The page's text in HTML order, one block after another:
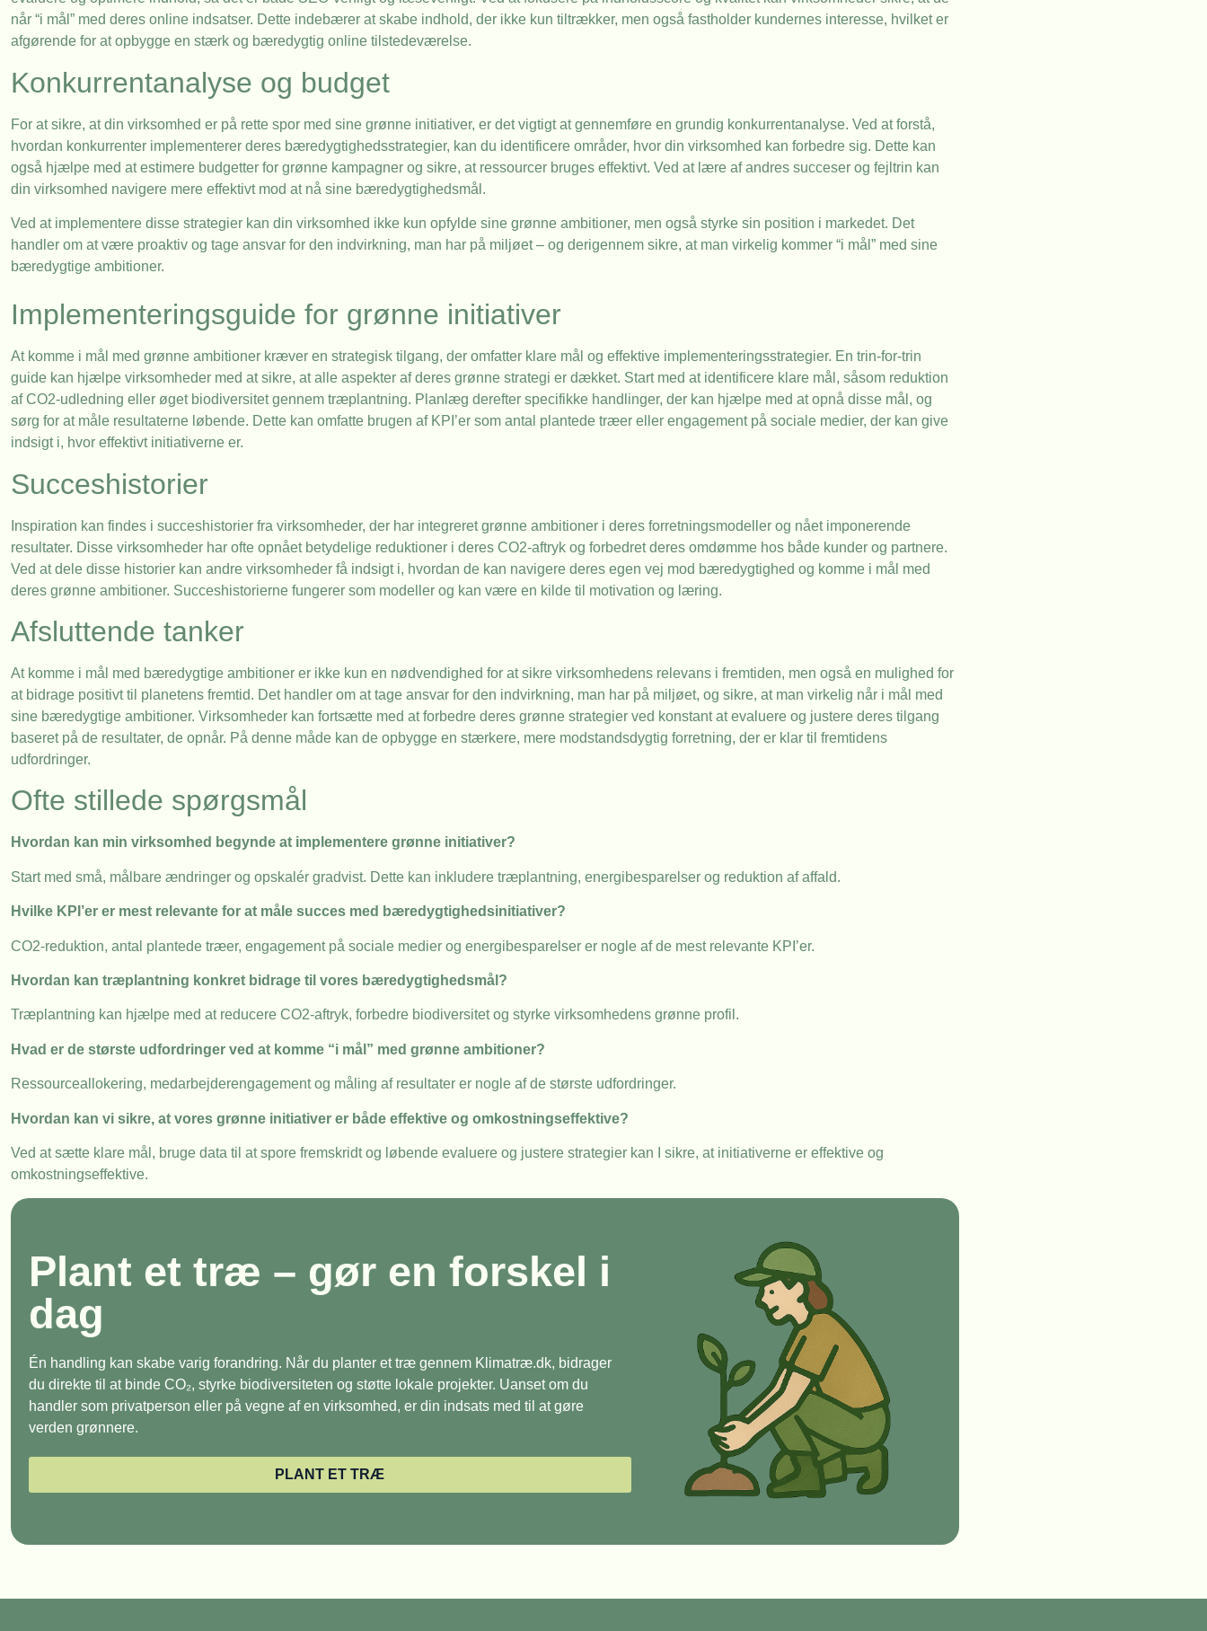
når “i mål” med deres online indsatser. Dette indebærer at skabe indhold, der ikke kun tiltrækker, men også fastholder kundernes interesse, hvilket er
afgørende for at opbygge en stærk og bæredygtig online tilstedeværelse.
Konkurrentanalyse og budget
For at sikre, at din virksomhed er på rette spor med sine grønne initiativer, er det vigtigt at gennemføre en grundig konkurrentanalyse. Ved at forstå,
hvordan konkurrenter implementerer deres bæredygtighedsstrategier, kan du identificere områder, hvor din virksomhed kan forbedre sig. Dette kan
også hjælpe med at estimere budgetter for grønne kampagner og sikre, at ressourcer bruges effektivt. Ved at lære af andres succeser og fejltrin kan
din virksomhed navigere mere effektivt mod at nå sine bæredygtighedsmål.
Ved at implementere disse strategier kan din virksomhed ikke kun opfylde sine grønne ambitioner, men også styrke sin position i markedet. Det
handler om at være proaktiv og tage ansvar for den indvirkning, man har på miljøet – og derigennem sikre, at man virkelig kommer “i mål” med sine
bæredygtige ambitioner.
Implementeringsguide for grønne initiativer
At komme i mål med grønne ambitioner kræver en strategisk tilgang, der omfatter klare mål og effektive implementeringsstrategier. En trin-for-trin
guide kan hjælpe virksomheder med at sikre, at alle aspekter af deres grønne strategi er dækket. Start med at identificere klare mål, såsom reduktion
af CO2-udledning eller øget biodiversitet gennem træplantning. Planlæg derefter specifikke handlinger, der kan hjælpe med at opnå disse mål, og
sørg for at måle resultaterne løbende. Dette kan omfatte brugen af KPI’er som antal plantede træer eller engagement på sociale medier, der kan give
indsigt i, hvor effektivt initiativerne er.
Succeshistorier
Inspiration kan findes i succeshistorier fra virksomheder, der har integreret grønne ambitioner i deres forretningsmodeller og nået imponerende
resultater. Disse virksomheder har ofte opnået betydelige reduktioner i deres CO2-aftryk og forbedret deres omdømme hos både kunder og partnere.
Ved at dele disse historier kan andre virksomheder få indsigt i, hvordan de kan navigere deres egen vej mod bæredygtighed og komme i mål med
deres grønne ambitioner. Succeshistorierne fungerer som modeller og kan være en kilde til motivation og læring.
Afsluttende tanker
At komme i mål med bæredygtige ambitioner er ikke kun en nødvendighed for at sikre virksomhedens relevans i fremtiden, men også en mulighed for
at bidrage positivt til planetens fremtid. Det handler om at tage ansvar for den indvirkning, man har på miljøet, og sikre, at man virkelig når i mål med
sine bæredygtige ambitioner. Virksomheder kan fortsætte med at forbedre deres grønne strategier ved konstant at evaluere og justere deres tilgang
baseret på de resultater, de opnår. På denne måde kan de opbygge en stærkere, mere modstandsdygtig forretning, der er klar til fremtidens
udfordringer.
Ofte stillede spørgsmål
Hvordan kan min virksomhed begynde at implementere grønne initiativer?
Start med små, målbare ændringer og opskalér gradvist. Dette kan inkludere træplantning, energibesparelser og reduktion af affald.
Hvilke KPI’er er mest relevante for at måle succes med bæredygtighedsinitiativer?
CO2-reduktion, antal plantede træer, engagement på sociale medier og energibesparelser er nogle af de mest relevante KPI’er.
Hvordan kan træplantning konkret bidrage til vores bæredygtighedsmål?
Træplantning kan hjælpe med at reducere CO2-aftryk, forbedre biodiversitet og styrke virksomhedens grønne profil.
Hvad er de største udfordringer ved at komme “i mål” med grønne ambitioner?
Ressourceallokering, medarbejderengagement og måling af resultater er nogle af de største udfordringer.
Hvordan kan vi sikre, at vores grønne initiativer er både effektive og omkostningseffektive?
Ved at sætte klare mål, bruge data til at spore fremskridt og løbende evaluere og justere strategier kan I sikre, at initiativerne er effektive og
omkostningseffektive.
Plant et træ – gør en forskel i
dag
Én handling kan skabe varig forandring. Når du planter et træ gennem Klimatræ.dk, bidrager
du direkte til at binde CO₂, styrke biodiversiteten og støtte lokale projekter. Uanset om du
handler som privatperson eller på vegne af en virksomhed, er din indsats med til at gøre
verden grønnere.
PLANT ET TRÆ